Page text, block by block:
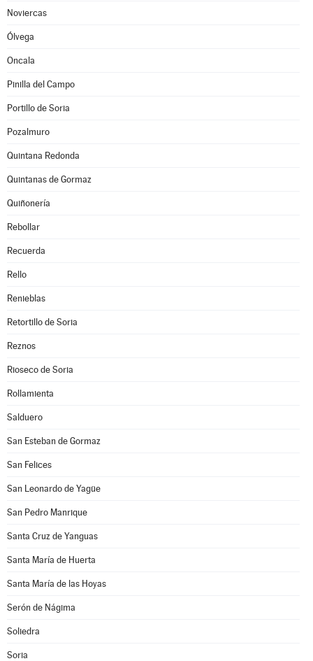
Noviercas
Ólvega
Oncala
Pinilla del Campo
Portillo de Soria
Pozalmuro
Quintana Redonda
Quintanas de Gormaz
Quiñonería
Rebollar
Recuerda
Rello
Renieblas
Retortillo de Soria
Reznos
Rioseco de Soria
Rollamienta
Salduero
San Esteban de Gormaz
San Felices
San Leonardo de Yagüe
San Pedro Manrique
Santa Cruz de Yanguas
Santa María de Huerta
Santa María de las Hoyas
Serón de Nágima
Soliedra
Soria